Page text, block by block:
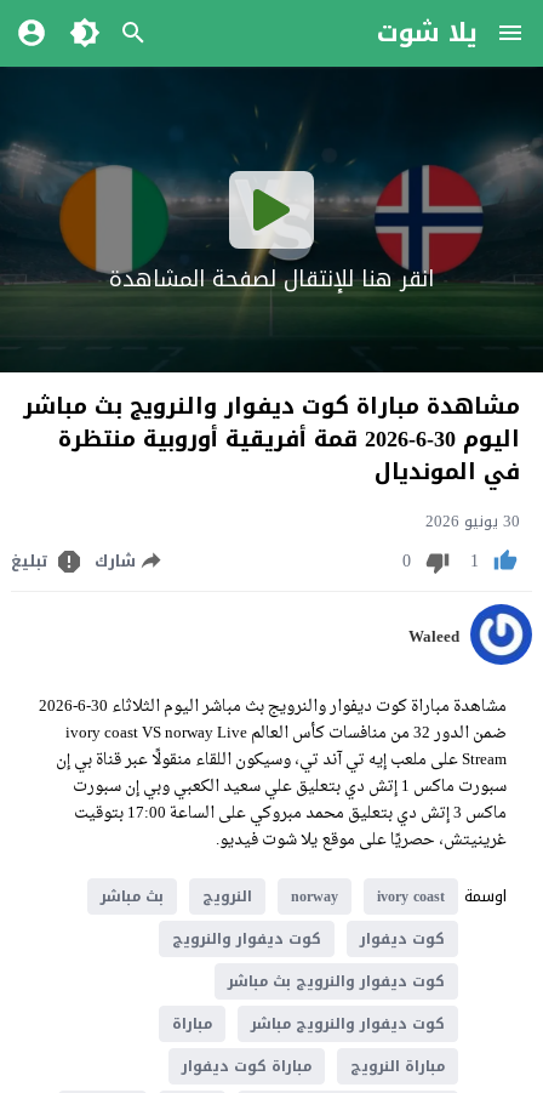
يلا شوت
انقر هنا للإنتقال لصفحة المشاهدة
مشاهدة مباراة كوت ديفوار والنرويج بث مباشر
اليوم 30-6-2026 قمة أفريقية أوروبية منتظرة
في المونديال
30 يونيو 2026
1
0 شارك تبليغ
Waleed
مشاهدة مباراة كوت ديفوار والنرويج بث مباشر اليوم الثلاثاء 30-6-2026
ضمن الدور 32 من منافسات كأس العالم ivory coast VS norway Live
Stream على ملعب إيه تي آند تي، وسيكون اللقاء منقولًا عبر قناة بي إن
سبورت ماكس 1 إتش دي بتعليق علي سعيد الكعبي وبي إن سبورت
ماكس 3 إتش دي بتعليق محمد مبروكي على الساعة 17:00 بتوقيت
غرينيتش، حصريًا على موقع يلا شوت فيديو.
اوسمة
ivory coast
norway النرويج
بث مباشر
كوت ديفوار
كوت ديفوار والنرويج
كوت ديفوار والنرويج بث مباشر
كوت ديفوار والنرويج مباشر
مباراة
مباراة النرويج
مباراة كوت ديفوار